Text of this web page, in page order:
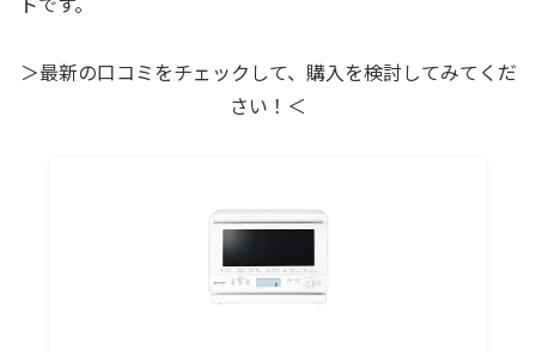
＞最新の口コミをチェックして、購入を検討してみてくだ
さい！＜